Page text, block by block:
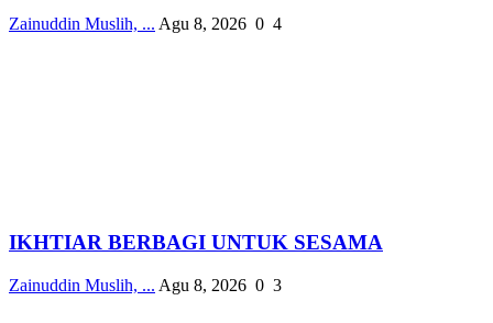
Zainuddin Muslih, ... Agu 8, 2026 0 4
IKHTIAR BERBAGI UNTUK SESAMA
Zainuddin Muslih, ... Agu 8, 2026 0 3